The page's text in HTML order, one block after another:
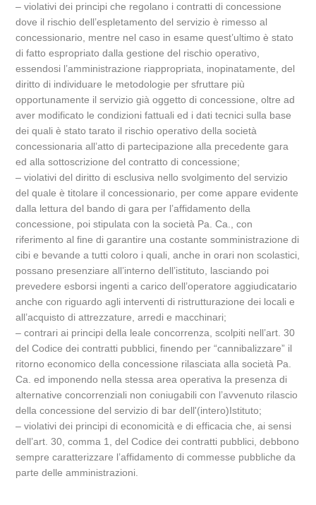
– violativi dei principi che regolano i contratti di concessione
dove il rischio dell’espletamento del servizio è rimesso al
concessionario, mentre nel caso in esame quest’ultimo è stato
di fatto espropriato dalla gestione del rischio operativo,
essendosi l’amministrazione riappropriata, inopinatamente, del
diritto di individuare le metodologie per sfruttare più
opportunamente il servizio già oggetto di concessione, oltre ad
aver modificato le condizioni fattuali ed i dati tecnici sulla base
dei quali è stato tarato il rischio operativo della società
concessionaria all’atto di partecipazione alla precedente gara
ed alla sottoscrizione del contratto di concessione;
– violativi del diritto di esclusiva nello svolgimento del servizio
del quale è titolare il concessionario, per come appare evidente
dalla lettura del bando di gara per l’affidamento della
concessione, poi stipulata con la società Pa. Ca., con
riferimento al fine di garantire una costante somministrazione di
cibi e bevande a tutti coloro i quali, anche in orari non scolastici,
possano presenziare all’interno dell’istituto, lasciando poi
prevedere esborsi ingenti a carico dell’operatore aggiudicatario
anche con riguardo agli interventi di ristrutturazione dei locali e
all’acquisto di attrezzature, arredi e macchinari;
– contrari ai principi della leale concorrenza, scolpiti nell’art. 30
del Codice dei contratti pubblici, finendo per “cannibalizzare” il
ritorno economico della concessione rilasciata alla società Pa.
Ca. ed imponendo nella stessa area operativa la presenza di
alternative concorrenziali non coniugabili con l’avvenuto rilascio
della concessione del servizio di bar dell'(intero)Istituto;
– violativi dei principi di economicità e di efficacia che, ai sensi
dell’art. 30, comma 1, del Codice dei contratti pubblici, debbono
sempre caratterizzare l’affidamento di commesse pubbliche da
parte delle amministrazioni.